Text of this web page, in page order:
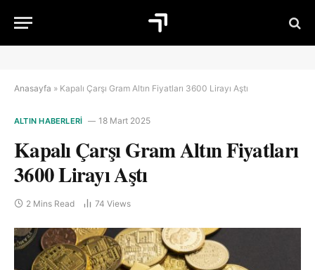
Anasayfa » Kapalı Çarşı Gram Altın Fiyatları 3600 Lirayı Aştı
ALTIN HABERLERI 18 Mart 2025
Kapalı Çarşı Gram Altın Fiyatları
3600 Lirayı Aştı
2 Mins Read 74 Views